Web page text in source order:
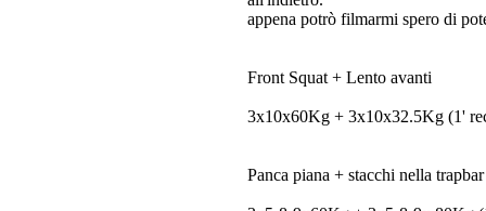
appena potrò filmarmi spero di
Front Squat + Lento avanti
3x10x60Kg + 3x10x32.5Kg (1'
Panca piana + stacchi nella trapbar